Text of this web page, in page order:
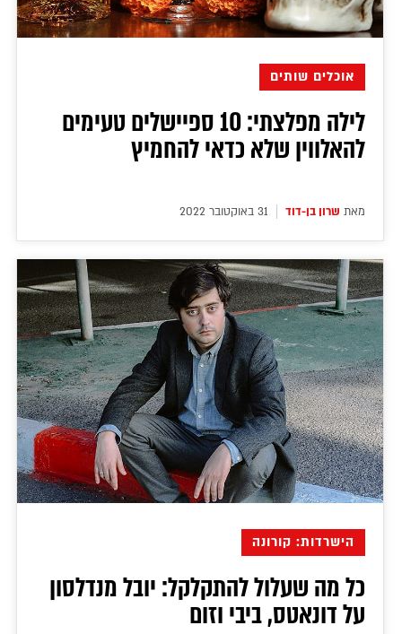
אוכלים שותים
לילה מפלצתי: 10 ספיישלים טעימים
להאלווין שלא כדאי להחמיץ
מאת שרון בן-דוד 31 באוקטובר 2022
הישרדות: קורונה
כל מה שעלול להתקלקל: יובל מנדלסון
על דונאטס, ביבי וזום